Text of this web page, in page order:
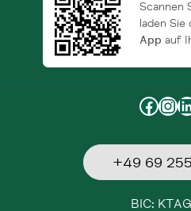
Scannen
laden Sie
App auf
+49 69
BIC: